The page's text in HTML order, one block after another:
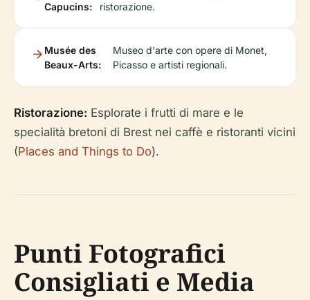
Capucins:
ristorazione.
Musée des
Beaux-Arts:
Museo d'arte con opere di Monet,
Picasso e artisti regionali.
Ristorazione: Esplorate i frutti di mare e le
specialità bretoni di Brest nei caffè e ristoranti vicini
(Places and Things to Do).
Punti Fotografici
Consigliati e Media